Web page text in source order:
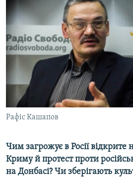
СВІТ
КИТАЙ.ВИКЛИКИ
МУЛЬТИМЕДІА
ФОТО
СПЕЦПРОЄКТИ
ПОДКАСТИ
РУС
УКР
КТАТ
Рафіс Кашапов
Чим загрожує в Росії відкрите
Криму й протест проти
на Донбасі? Чи зберігають